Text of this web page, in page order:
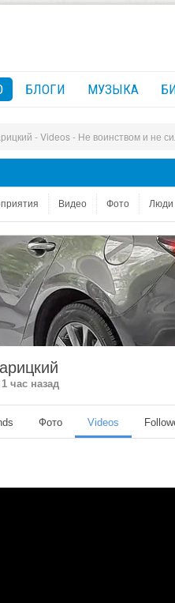
БЛОГИ МУЗЫКА
- Videos - Не воинством и не
Видео Фото Люди
1 час назад
Фото Videos